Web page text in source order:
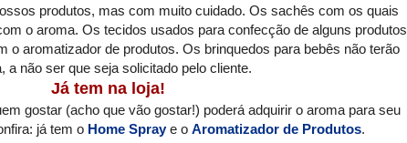
produtos, mas com muito cuidado. Os sachês com os quais
o aroma. Os tecidos usados para confecção de alguns produtos
o aromatizador de produtos. Os brinquedos para bebês não terão
a não ser que seja solicitado pelo cliente.
Já tem na loja!
gostar (acho que vão gostar!) poderá adquirir o aroma para seu
já tem o Home Spraye o Aromatizador de Produtos.